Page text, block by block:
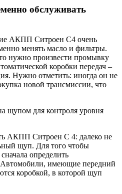
обслуживать
АКПП Ситроен С4 очень
менять масло и фильтры.
нужно произвести промывку
коробки передач –
Нужно отметить: иногда он не
новой трансмиссии, что
для контроля уровня
АКПП Ситроен С 4: далеко не
щуп. Для того чтобы
определить
имеющие передний
коробкой, в которой щуп